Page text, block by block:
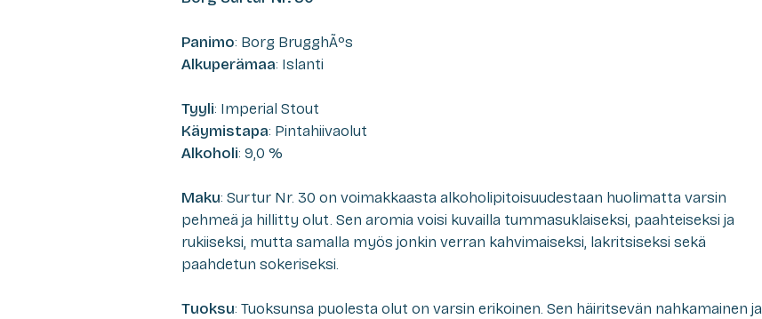
Panimo: Borg BrugghÃºs
Alkuperämaa: Islanti
Tyyli: Imperial Stout
Käymistapa: Pintahiivaolut
Alkoholi: 9,0 %
Maku: Surtur Nr. 30 on voimakkaasta alkoholipitoisuudestaan huolimatta varsin
pehmeä ja hillitty olut. Sen aromia voisi kuvailla tummasuklaiseksi, paahteiseksi ja
rukiiseksi, mutta samalla myös jonkin verran kahvimaiseksi, lakritsiseksi sekä
paahdetun sokeriseksi.
Tuoksu: Tuoksunsa puolesta olut on varsin erikoinen. Sen häiritsevän nahkamainen ja